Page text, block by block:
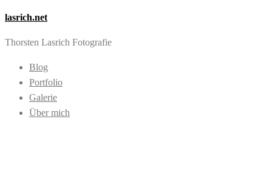
lasrich.net
Thorsten Lasrich Fotografie
Blog
Portfolio
Galerie
Über mich